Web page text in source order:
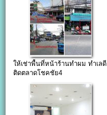
ให้เช่าพื้นที่หน้าร้านทำผม ทำเลดี
ติดตลาดโชคชัย4